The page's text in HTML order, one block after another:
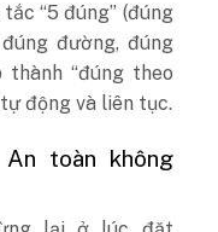
“5 đúng” (đúng
đường, đúng
“đúng theo
động và liên tục.
toàn không